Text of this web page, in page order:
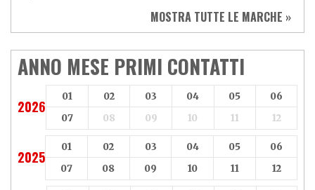
Triumph
Yamaha
Aeon
Aspes
Axy
Baotian
MOSTRA TUTTE LE MARCHE »
ANNO MESE PRIMI CONTATTI
2026
01 02 03 04 05
06
07
08 09 10 11 12
2025
01 02 03 04 05
06
07
08 09 10 11 12